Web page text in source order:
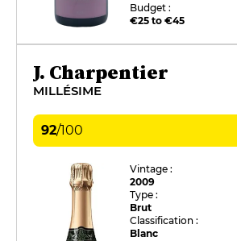
Budget :
€25 to €45
J. Charpentier
MILLÉSIME
92/100
Vintage :
2009
Type :
Brut
Classification :
Blanc